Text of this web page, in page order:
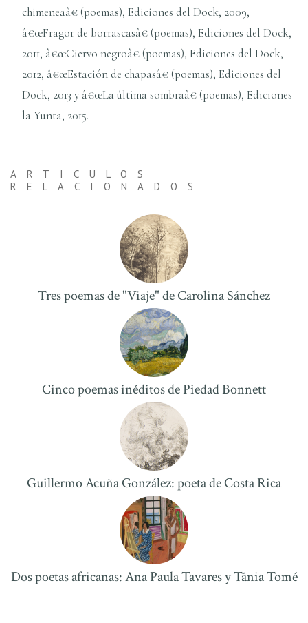
chimeneaâ€ (poemas), Ediciones del Dock, 2009,
â€œFragor de borrascasâ€ (poemas), Ediciones del Dock,
2011, â€œCiervo negroâ€ (poemas), Ediciones del Dock,
2012, â€œEstación de chapasâ€ (poemas), Ediciones del
Dock, 2013 y â€œLa última sombraâ€ (poemas), Ediciones
la Yunta, 2015.
ARTICULOS
RELACIONADOS
Tres poemas de "Viaje" de Carolina Sánchez
Cinco poemas inéditos de Piedad Bonnett
Guillermo Acuña González: poeta de Costa Rica
Dos poetas africanas: Ana Paula Tavares y Tânia Tomé